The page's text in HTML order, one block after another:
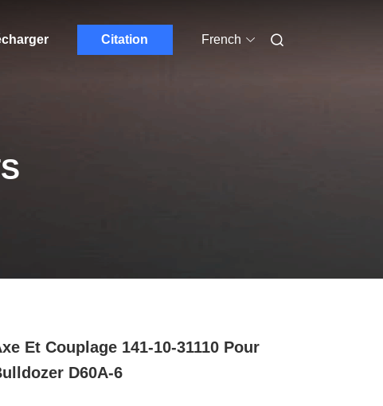
Citation French
Et Couplage 141-10-31110 Pour
D60A-6